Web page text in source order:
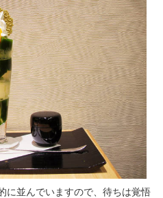
に並んでいますので、待ちは覚悟